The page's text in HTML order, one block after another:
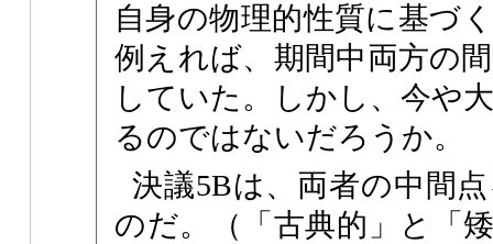
自身の物理的性質に基づ
例えれば、期間中両方の
していた。しかし、今や
るのではないだろうか。
決議5Bは、両者の中間
のだ。（「古典的」と「